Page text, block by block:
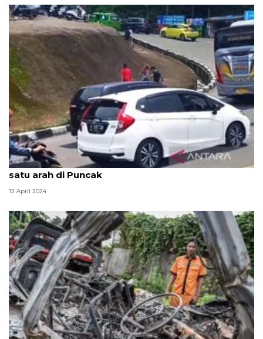
Polres Cianjur lebih cepat pemberlakuan sistem
satu arah di Puncak
12 April 2024